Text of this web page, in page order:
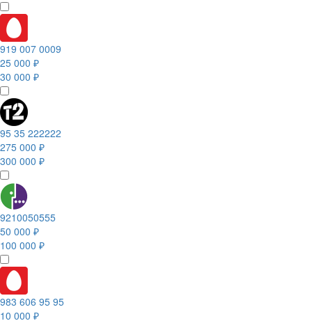
919 007 0009
25 000 ₽
30 000 ₽
95 35 222222
275 000 ₽
300 000 ₽
9210050555
50 000 ₽
100 000 ₽
983 606 95 95
10 000 ₽